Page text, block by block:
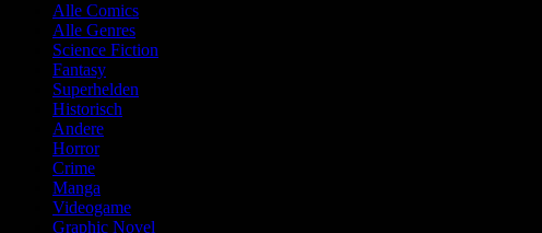
Alle Comics
Alle Genres
Science Fiction
Fantasy
Superhelden
Historisch
Andere
Horror
Crime
Manga
Videogame
Graphic Novel